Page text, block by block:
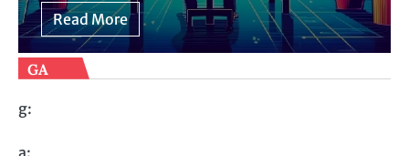
Read More
GA
g:
a: